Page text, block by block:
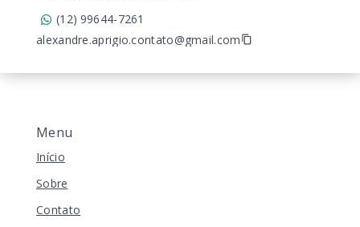
Menu
Início
Sobre
Contato
(12) 99644-7261
alexandre.aprigio.contato@gmail.com